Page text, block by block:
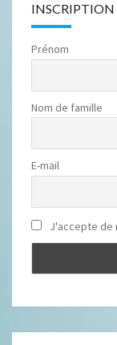
INSCRIPTION
Prénom
Nom de famille
E-mail
J'accepte de